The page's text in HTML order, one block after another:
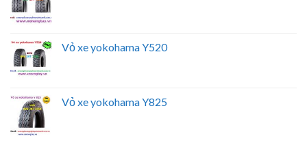
Vỏ xe yokohama Y520
Vỏ xe yokohama Y825